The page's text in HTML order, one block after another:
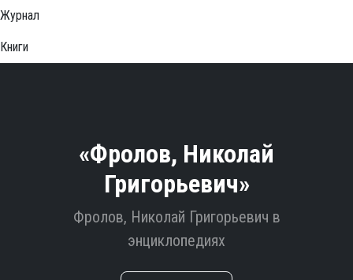
Журнал
Книги
«Фролов, Николай
Григорьевич»
Фролов, Николай Григорьевич в
энциклопедиях